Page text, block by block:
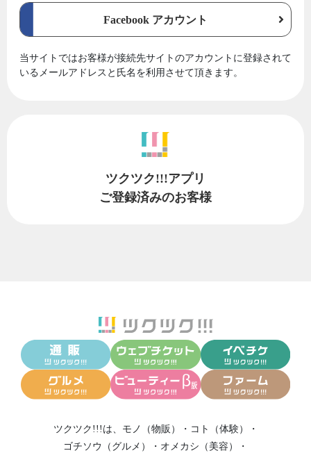
Facebook アカウント
当サイトではお客様が接続先サイトのアカウントに登録されて
いるメールアドレスと氏名を利用させて頂きます。
ツクツク!!!アプリ
ご登録済みのお客様
ツクツク!!!は、 モノ（物販） ・ コト（体験）
・
ゴチソウ（グルメ）
・ オメカシ（美容）
・